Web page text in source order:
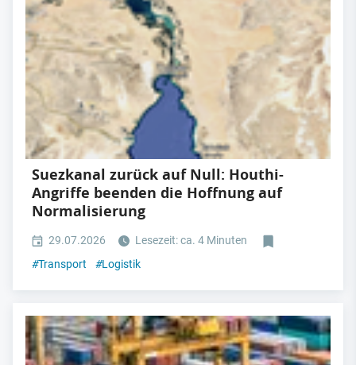
Suezkanal zurück auf Null: Houthi-
Angriffe beenden die Hoffnung auf
Normalisierung
29.07.2026
Lesezeit: ca. 4 Minuten
#Transport #Logistik